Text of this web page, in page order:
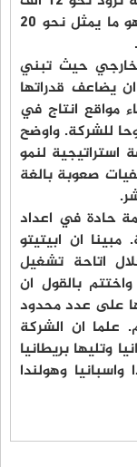
دار حضانة في المانيا بوجبات مجمدة وهو ما يمثل نحو 20
حيث تبني
يضاعف قدراتها
مواقع انتاج في
للشركة. واوضح
استراتيجية لنمو
صعوبة بالغة
حادة في اعداد
ان ابيتيتو
اتاحة تشغيل
بالقول ان
على عدد محدود
علما ان الشركة
وتليها بريطانيا
وهولندا